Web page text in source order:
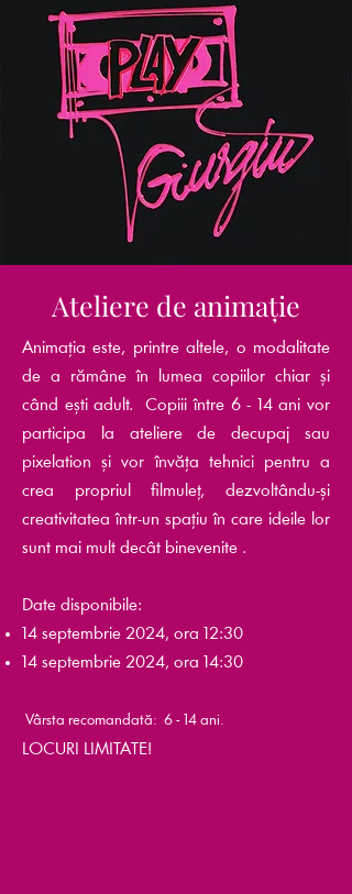
Ateliere de animație
Animația este, printre altele, o modalitate
de a rămâne în lumea copiilor chiar și
când ești adult. Copiii între 6 - 14 ani vor
participa la ateliere de decupaj sau
pixelation și vor învăța tehnici pentru a
crea propriul filmuleț, dezvoltându-și
creativitatea într-un spațiu în care ideile lor
sunt mai mult decât binevenite .
​Date disponibile:
14 septembrie 2024, ora 12:30
14 septembrie 2024, ora 14:30
Vârsta recomandată: 6 - 14 ani.
LOCURI LIMITATE!